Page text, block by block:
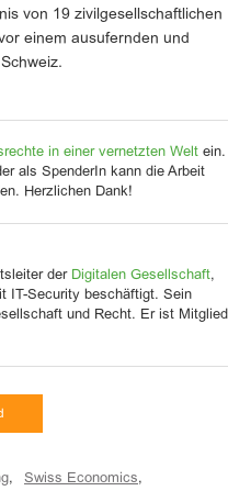
von 19 zivilgesellschaftlichen
einem ausufernden und
in einer vernetzten Welt ein.
als SpenderIn kann die Arbeit
Herzlichen Dank!
der Digitalen Gesellschaft,
IT-Security beschäftigt. Sein
und Recht. Er ist Mitglied
, Swiss Economics,